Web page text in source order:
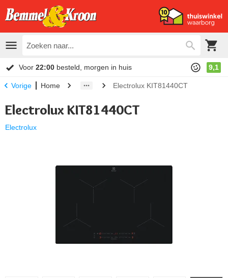
Voor 22:00 besteld, morgen in huis 9,1
Vorige Home Electrolux KIT81440CT
Electrolux KIT81440CT
Electrolux